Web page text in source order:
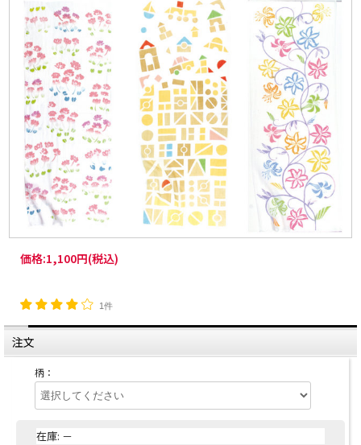
価格:1,100円(税込)
1件
注文
柄：
在庫: －